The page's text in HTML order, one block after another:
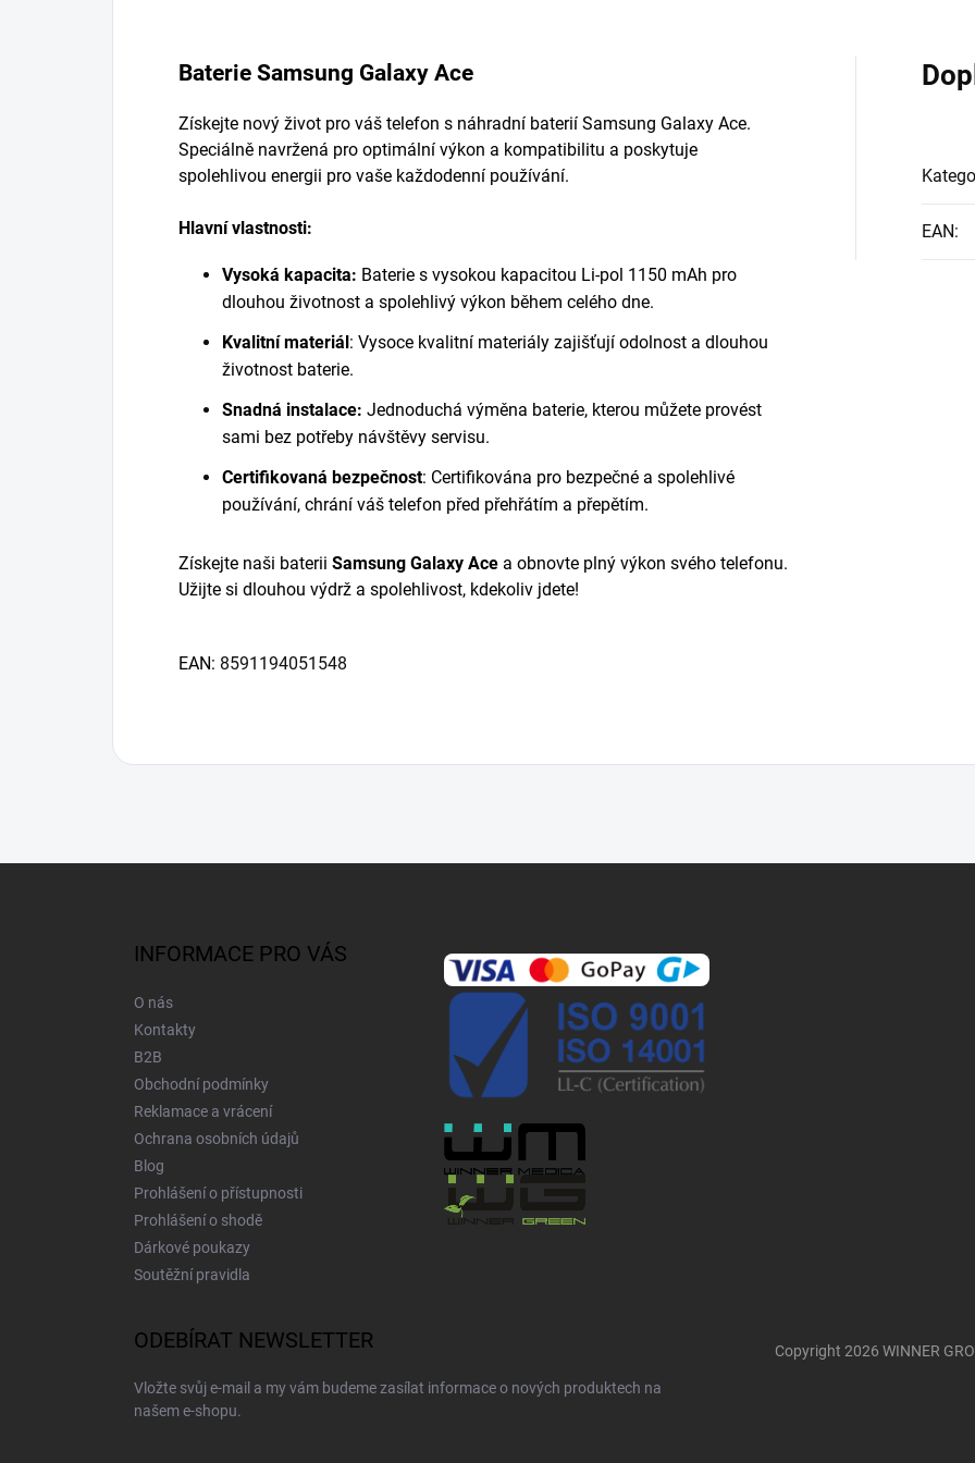
Baterie Samsung Galaxy Ace
Získejte nový život pro váš telefon s náhradní baterií Samsung Galaxy Ace.
Speciálně navržená pro optimální výkon a kompatibilitu a poskytuje
spolehlivou energii pro vaše každodenní používání.
Hlavní vlastnosti:
Vysoká kapacita: Baterie s vysokou kapacitou Li-pol 1150 mAh pro
dlouhou životnost a spolehlivý výkon během celého dne.
Kvalitní materiál : Vysoce kvalitní materiály zajišťují odolnost a dlouhou
životnost baterie.
Snadná instalace: Jednoduchá výměna baterie, kterou můžete provést
sami bez potřeby návštěvy servisu.
Certifikovaná bezpečnost: Certifikována pro bezpečné a spolehlivé
používání, chrání váš telefon před přehřátím a přepětím.
Získejte naši baterii Samsung Galaxy Ace a obnovte plný výkon svého telefonu.
Užijte si dlouhou výdrž a spolehlivost, kdekoliv jdete!
EAN: 8591194051548
EAN:
INFORMACE PRO VÁS
O nás
Kontakty
B2B
Obchodní podmínky
Reklamace a vrácení
Ochrana osobních údajů
Blog
Prohlášení o přístupnosti
Prohlášení o shodě
Dárkové poukazy
Soutěžní pravidla
ODEBÍRAT NEWSLETTER
Vložte svůj e-mail a my vám budeme zasílat informace o nových produktech na
našem e-shopu.
Copyright 2026 WINNER